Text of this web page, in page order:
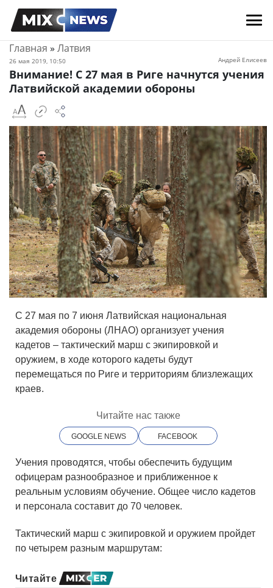
Главная » Латвия
26 мая 2019, 10:50 Андрей Елисеев
Внимание! С 27 мая в Риге начнутся учения
Латвийской академии обороны
С 27 мая по 7 июня Латвийская национальная
академия обороны (ЛНАО) организует учения
кадетов – тактический марш с экипировкой и
оружием, в ходе которого кадеты будут
перемещаться по Риге и территориям близлежащих
краев.
Читайте нас также
GOOGLE NEWS FACEBOOK
Учения проводятся, чтобы обеспечить будущим
офицерам разнообразное и приближенное к
реальным условиям обучение. Общее число кадетов
и персонала составит до 70 человек.
Тактический марш с экипировкой и оружием пройдет
по четырем разным маршрутам:
Читайте